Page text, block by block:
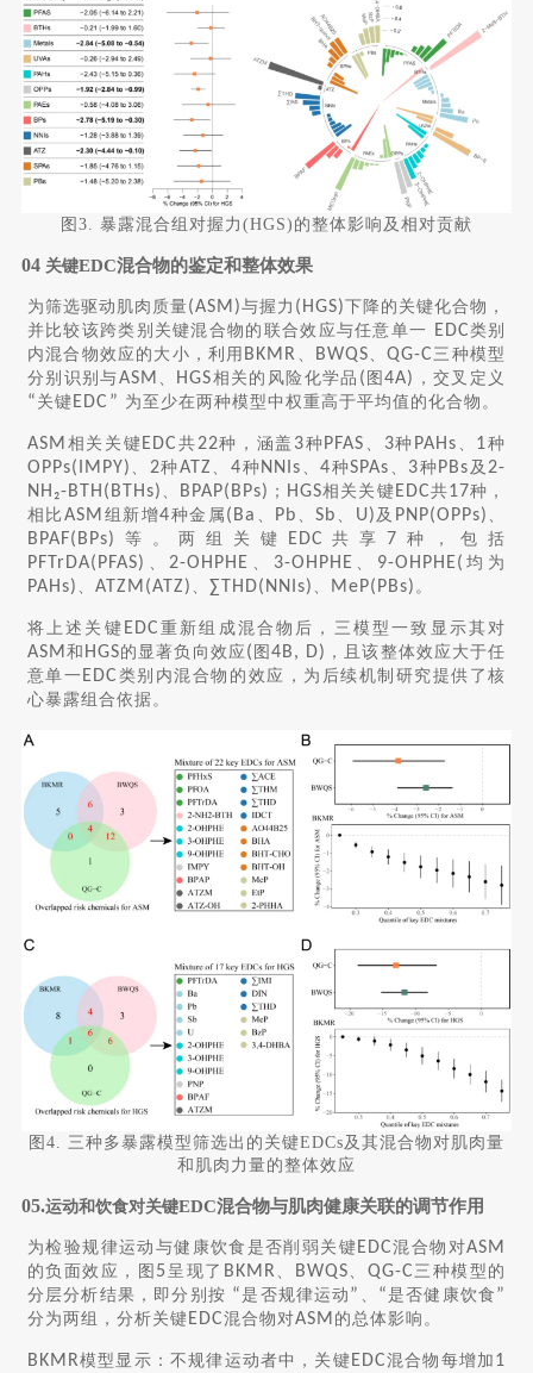
图3. 暴露混合组对握力(HGS)的整体影响及相对贡献
04 关键EDC混合物的鉴定和整体效果
为筛选驱动肌肉质量(ASM)与握力 (HGS)下降的关键化合物，
并比较该跨类别关键混合物的联合效应与任意单一 EDC类别
内混合物效应的大小，利用 BKMR 、 BWQS 、QG-C三种模型
分别识别与ASM 、 HGS相关的风险化学品 ( 图4A) ，交叉定义
“ 关键 EDC” 为至少在两种模型中权重高于平均值的化合物。
ASM 相关关键 EDC 共22种，涵盖 3种 PFAS 、 3种 PAHs 、 1种
OPPs(IMPY) 、 2种 ATZ 、4种 NNIs 、4种SPAs 、 3种 PBs 及2-
NH₂-BTH(BTHs) 、 BPAP(BPs) ； HGS相关关键 EDC共17种，
相比 ASM 组新增4种金属 (Ba 、 Pb 、Sb 、 U) 及 PNP(OPPs) 、
BPAF(BPs) 等。两组关键 EDC 共享 7 种，包括
PFTrDA(PFAS) 、2-OHPHE 、 3-OHPHE 、 9-OHPHE( 均为
PAHs) 、 ATZM(ATZ) 、 ∑THD(NNIs) 、 MeP(PBs) 。
将上述关键 EDC 重新组成混合物后，三模型一致显示其对
ASM 和 HGS的显著负向效应 ( 图4B, D) ，且该整体效应大于任
意单一 EDC 类别内混合物的效应，为后续机制研究提供了核
心暴露组合依据。
图4. 三种多暴露模型筛选出的关键EDCs及其混合物对肌肉量
和肌肉力量的整体效应
05.运动和饮食对关键EDC混合物与肌肉健康关联的调节作用
为检验规律运动与健康饮食是否削弱关键 EDC混合物对ASM
的负面效应，图 5 呈现了 BKMR 、 BWQS 、 QG-C三种模型的
分层分析结果，即分别按 “ 是否规律运动 ” 、 “ 是否健康饮食 ”
分为两组，分析关键 EDC混合物对ASM 的总体影响。
BKMR模型显示：不规律运动者中，关键 EDC混合物每增加 1